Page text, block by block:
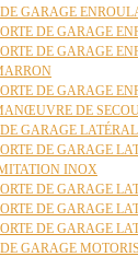
DE GARAGE
DE GARAGE
DE GARAGE
DE GARAGE
DE
GARAGE
DE GARAGE
INOX
DE GARAGE
DE GARAGE
DE GARAGE
GARAGE